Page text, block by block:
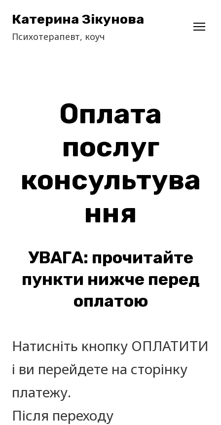
Катерина Зікунова
Психотерапевт, коуч
Оплата
послуг
консультува
ння
УВАГА: прочитайте
пункти нижче перед
оплатою
Натисніть кнопку ОПЛАТИТИ
і ви перейдете на сторінку
платежу.
Після переходу